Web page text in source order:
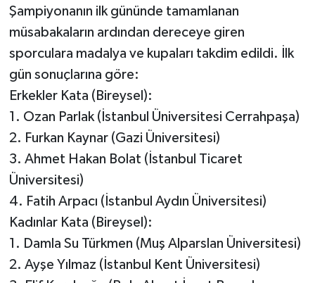
Şampiyonanın ilk gününde tamamlanan
müsabakaların ardından dereceye giren
sporculara madalya ve kupaları takdim edildi. İlk
gün sonuçlarına göre:
Erkekler Kata (Bireysel):
1. Ozan Parlak (İstanbul Üniversitesi Cerrahpaşa)
2. Furkan Kaynar (Gazi Üniversitesi)
3. Ahmet Hakan Bolat (İstanbul Ticaret
Üniversitesi)
4. Fatih Arpacı (İstanbul Aydın Üniversitesi)
Kadınlar Kata (Bireysel):
1. Damla Su Türkmen (Muş Alparslan Üniversitesi)
2. Ayşe Yılmaz (İstanbul Kent Üniversitesi)